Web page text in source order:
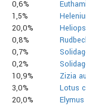
0,6%
1,5%
20,0%
0,8%
0,7%
0,2%
10,9%
Zizia
3,0%
Lotus
20,0%